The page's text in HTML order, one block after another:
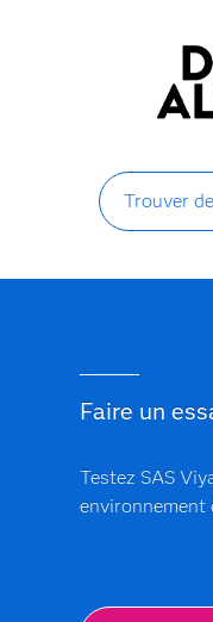
Trouver
Faire un
Testez SAS
environnement